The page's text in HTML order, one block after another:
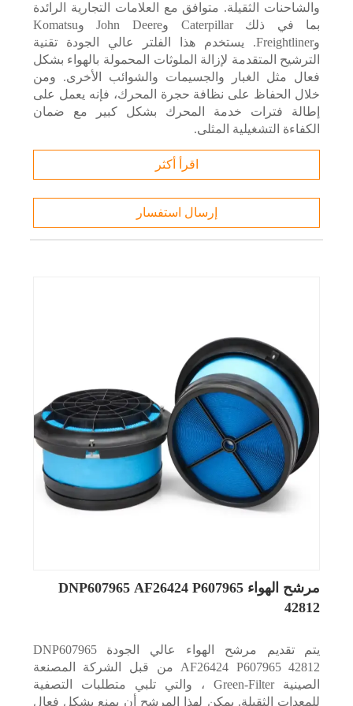
والشاحنات الثقيلة. متوافق مع العلامات التجارية الرائدة
بما في ذلك Caterpillar وJohn Deere وKomatsu
وFreightliner. يستخدم هذا الفلتر عالي الجودة تقنية
الترشيح المتقدمة لإزالة الملوثات المحمولة بالهواء بشكل
فعال مثل الغبار والجسيمات والشوائب الأخرى. ومن
خلال الحفاظ على نظافة حجرة المحرك، فإنه يعمل على
إطالة فترات خدمة المحرك بشكل كبير مع ضمان
الكفاءة التشغيلية المثلى.
اقرأ أكثر
إرسال استفسار
مرشح الهواء DNP607965 AF26424 P607965
42812
يتم تقديم مرشح الهواء عالي الجودة DNP607965
AF26424 P607965 42812 من قبل الشركة المصنعة
الصينية Green-Filter ، والتي تلبي متطلبات التصفية
للمعدات الثقيلة. يمكن لهذا المرشح أن يمنع بشكل فعال